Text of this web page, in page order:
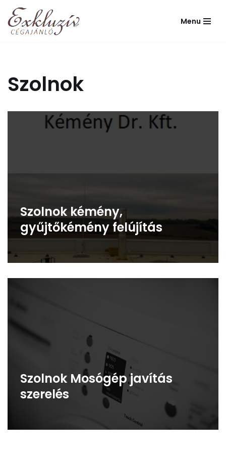
Skip
Menu
Szolnok
Szolnok kémény,
gyűjtőkémény felújítás
Szolnok Mosógép javítás
szerelés